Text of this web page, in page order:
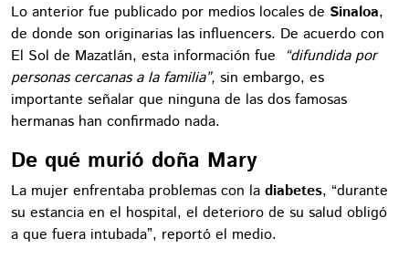
Lo anterior fue publicado por medios locales de Sinaloa,
de donde son originarias las influencers. De acuerdo con
El Sol de Mazatlán, esta información fue
“difundida por
personas cercanas a la familia”, sin embargo, es
importante señalar que ninguna de las dos famosas
hermanas han confirmado nada.
De qué murió doña Mary
La mujer enfrentaba problemas con la diabetes, “durante
su estancia en el hospital, el deterioro de su salud obligó
a que fuera intubada”, reportó el medio.